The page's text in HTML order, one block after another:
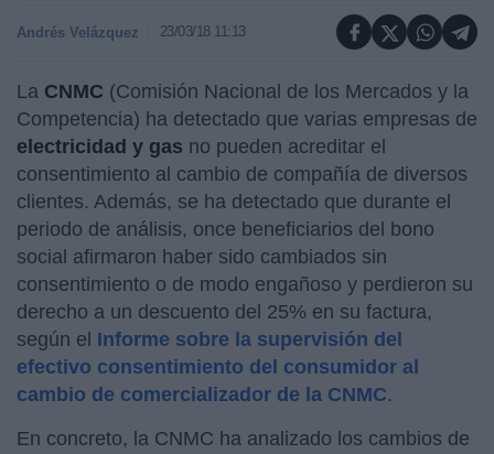
Andrés Velázquez 23/03/18 11:13
La CNMC (Comisión Nacional de los Mercados y la
Competencia) ha detectado que varias empresas de
electricidad y gas no pueden acreditar el
consentimiento al cambio de compañía de diversos
clientes. Además, se ha detectado que durante el
periodo de análisis, once beneficiarios del bono
social afirmaron haber sido cambiados sin
consentimiento o de modo engañoso y perdieron su
derecho a un descuento del 25% en su factura,
según el Informe sobre la supervisión del
efectivo consentimiento del consumidor al
cambio de comercializador de la CNMC.
En concreto, la CNMC ha analizado los cambios de